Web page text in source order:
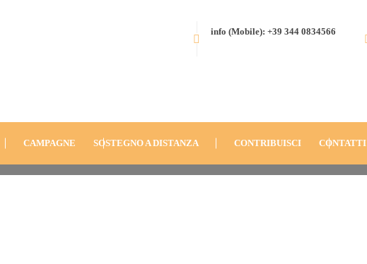
info (Mobile): +39 344 0834566
CAMPAGNE SOSTEGNO A DISTANZA CONTRIBUISCI CONTATTI